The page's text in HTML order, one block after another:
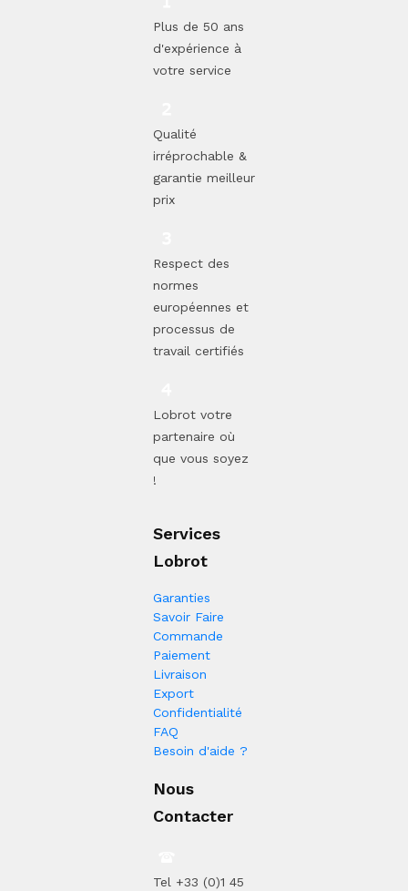
Plus de 50 ans
d'expérience à
votre service
Qualité
irréprochable &
garantie meilleur
prix
Respect des
normes
européennes et
processus de
travail certifiés
Lobrot votre
partenaire où
que vous soyez
!
Services
Lobrot
Garanties
Savoir Faire
Commande
Paiement
Livraison
Export
Confidentialité
FAQ
Besoin d'aide ?
Nous
Contacter
Tel +33 (0)1 45